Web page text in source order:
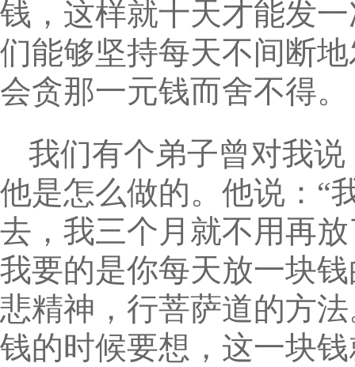
钱，这样就十天才能发
们能够坚持每天不间断
会贪那一元钱而舍不得。
我们有个弟子曾对我
他是怎么做的。他说：“
去，我三个月就不用再
我要的是你每天放一块
悲精神，行菩萨道的方
钱的时候要想，这一块